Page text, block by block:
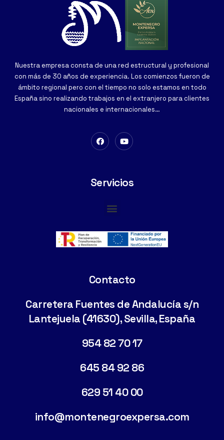
Nuestra empresa consta de una red estructural y profesional
con más de 30 años de experiencia. Los comienzos fueron de
ámbito regional pero con el tiempo no solo estamos en todo
España sino realizando trabajos en el extranjero para clientes
nacionales e internacionales…
Servicios
Contacto
Carretera Fuentes de Andalucía s/n
Lantejuela (41630), Sevilla, España
954 82 70 17
645 84 92 86
629 51 40 00
info@montenegroexpersa.com